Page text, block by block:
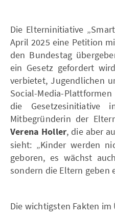
Die Elterninitiative
April 2025 eine Petition
den Bundestag
ein Gesetz gefordert
verbietet, Jugendlichen
Social-Media-
die Gesetzesinitiative
Mitbegründerin der
Verena Holler, die aber
sieht: „Kinder werden
geboren, es wächst
sondern die Eltern geben
Die wichtigsten Fakten im